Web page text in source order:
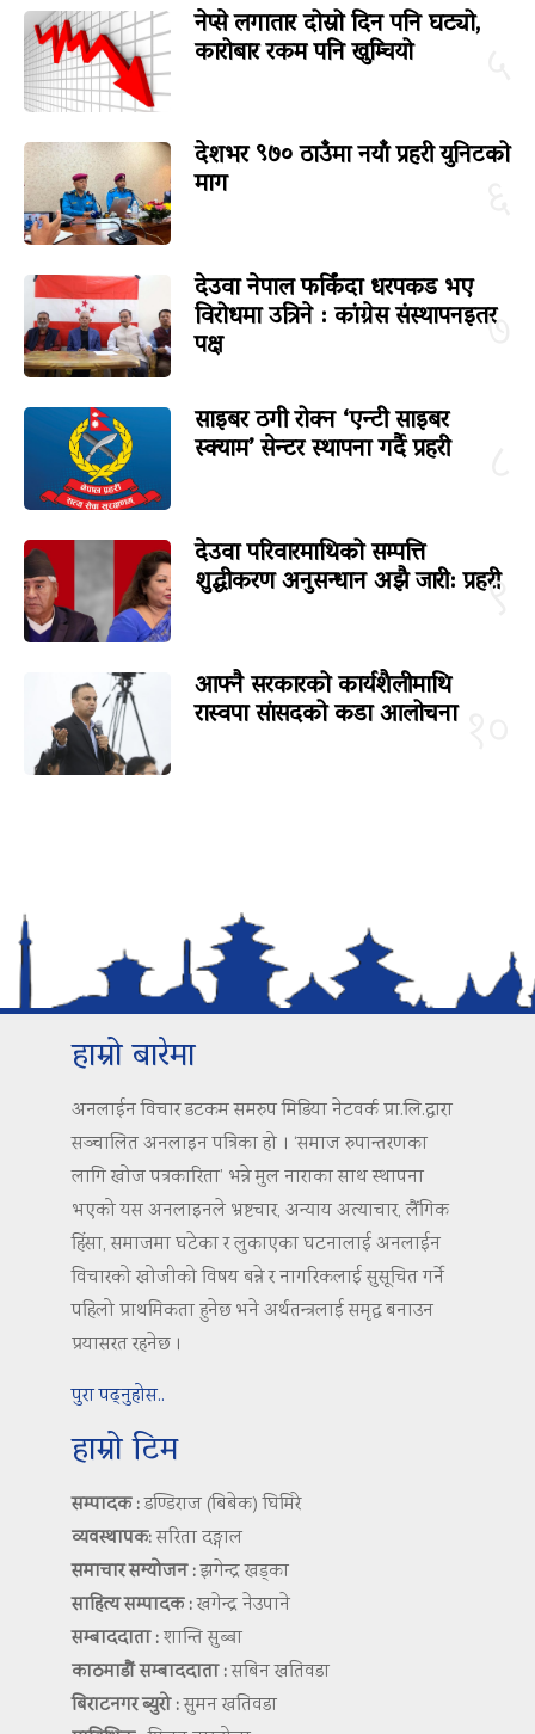
नेप्से लगातार दोस्रो दिन पनि घट्यो,
कारोबार रकम पनि खुम्चियो
देशभर ९७० ठाउँमा नयाँ प्रहरी युनिटको
माग
७
देउवा नेपाल फर्किंदा धरपकड भए
विरोधमा उत्रिने : कांग्रेस संस्थापनइतर
पक्ष
साइबर ठगी रोक्न ‘एन्टी साइबर
स्क्याम’ सेन्टर स्थापना गर्दै प्रहरी
९
देउवा परिवारमाथिको सम्पत्ति
शुद्धीकरण अनुसन्धान अझै जारी: प्रहरी
आफ्नै सरकारको कार्यशैलीमाथि
रास्वपा सांसदको कडा आलोचना
हाम्रो बारेमा
अनलाईन विचार डटकम समरुप मिडिया नेटवर्क प्रा.लि.द्वारा
सञ्चालित अनलाइन पत्रिका हो । ‘समाज रुपान्तरणका
लागि खोज पत्रकारिता’ भन्ने मुल नाराका साथ स्थापना
भएको यस अनलाइनले भ्रष्टचार, अन्याय अत्याचार, लैंगिक
हिंसा, समाजमा घटेका र लुकाएका घटनालाई अनलाईन
विचारको खोजीको विषय बन्ने र नागरिकलाई सुसूचित गर्ने
पहिलो प्राथमिकता हुनेछ भने अर्थतन्त्रलाई समृद्ध बनाउन
प्रयासरत रहनेछ ।
पुरा पढ्नुहोस..
हाम्रो टिम
सम्पादक :डण्डिराज (बिबेक) घिमिरे
व्यवस्थापक:सरिता दङ्गाल
समाचार सम्योजन :झगेन्द्र खड्का
साहित्य सम्पादक :खगेन्द्र नेउपाने
सम्बाददाता :शान्ति सुब्बा
काठमाडौं सम्बाददाता :सबिन खतिवडा
बिराटनगर ब्युरो :सुमन खतिवडा